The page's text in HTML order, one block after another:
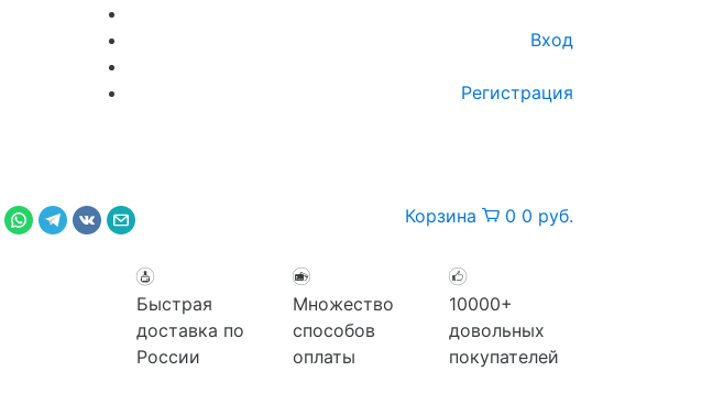
Вход
Регистрация
Корзина 0 0 руб.
Быстрая
доставка по
России
Множество
способов
оплаты
10000+
довольных
покупателей